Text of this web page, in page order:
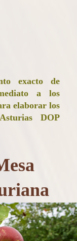
exacto de
a los
elaborar los
DOP